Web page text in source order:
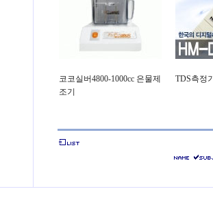
코코실버4800-1000cc 은물제
조기
TDS측정